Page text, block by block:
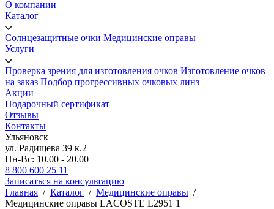
О компании
Каталог
Солнцезащитные очки Медицинские оправы
Услуги
Проверка зрения для изготовления очков Изготовление очков
на заказ Подбор прогрессивных очковых линз
Акции
Подарочный сертификат
Отзывы
Контакты
Ульяновск
ул. Радищева 39 к.2
Пн-Вс: 10.00 - 20.00
8 800 600 25 11
Записаться на консультацию
Главная / Каталог / Медицинские оправы /
Медицинские оправы LACOSTE L2951 1